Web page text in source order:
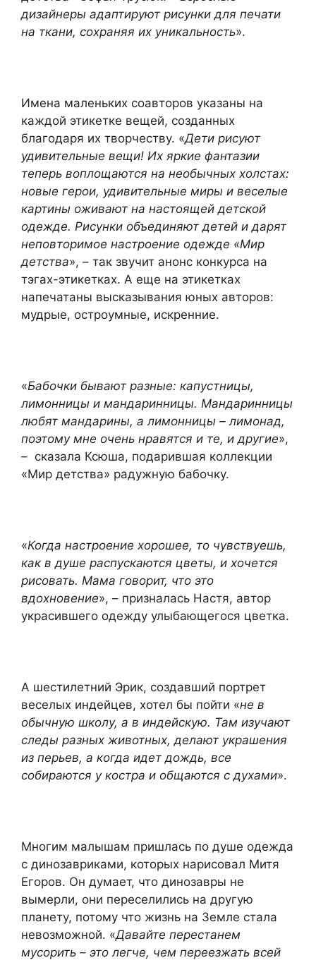
дизайнеры адаптируют рисунки для печати
на ткани, сохраняя их уникальность».
Имена маленьких соавторов указаны на
каждой этикетке вещей, созданных
благодаря их творчеству. «Дети рисуют
удивительные вещи! Их яркие фантазии
теперь воплощаются на необычных холстах:
новые герои, удивительные миры и веселые
картины оживают на настоящей детской
одежде. Рисунки объединяют детей и дарят
неповторимое настроение одежде «Мир
детства», – так звучит анонс конкурса на
тэгах-этикетках. А еще на этикетках
напечатаны высказывания юных авторов:
мудрые, остроумные, искренние.
«Бабочки бывают разные: капустницы,
лимонницы и мандаринницы. Мандаринницы
любят мандарины, а лимонницы – лимонад,
поэтому мне очень нравятся и те, и другие»,
– сказала Ксюша, подарившая коллекции
«Мир детства» радужную бабочку.
«Когда настроение хорошее, то чувствуешь,
как в душе распускаются цветы, и хочется
рисовать. Мама говорит, что это
вдохновение», – призналась Настя, автор
украсившего одежду улыбающегося цветка.
А шестилетний Эрик, создавший портрет
веселых индейцев, хотел бы пойти «не в
обычную школу, а в индейскую. Там изучают
следы разных животных, делают украшения
из перьев, а когда идет дождь, все
собираются у костра и общаются с духами».
Многим малышам пришлась по душе одежда
с динозавриками, которых нарисовал Митя
Егоров. Он думает, что динозавры не
вымерли, они переселились на другую
планету, потому что жизнь на Земле стала
невозможной. «Давайте перестанем
мусорить – это легче, чем переезжать всей